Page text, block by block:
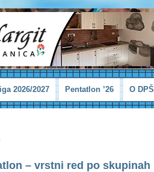
2026/2027 Pentatlon ’26 O DPŠ
– vrstni red po skupinah